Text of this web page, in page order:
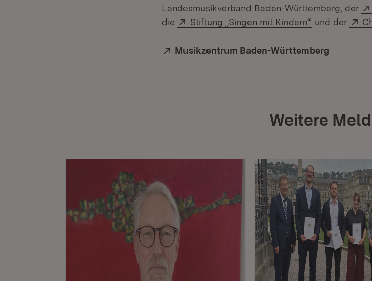
Landesmusikverband Baden-Württemberg, der
die
Extern:
Stiftung „Singen mit Kindern“ (Öffnet in
und der
Extern:
Musikzentrum Baden-Württemberg
Weitere